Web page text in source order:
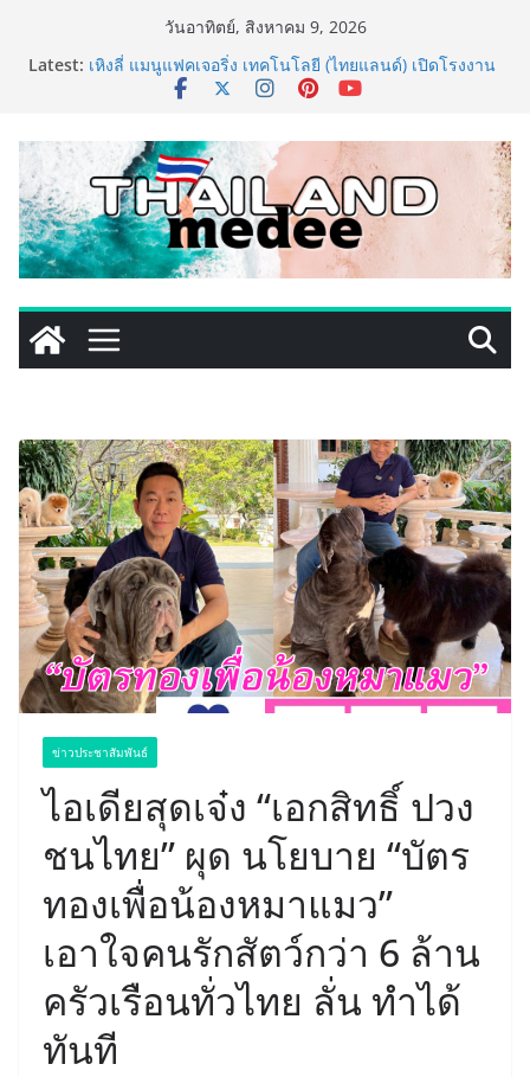
วันอาทิตย์, สิงหาคม 9, 2026
Latest: เหิงลี่ แมนูแฟคเจอริ่ง เทคโนโลยี (ไทยแลนด์) เปิดโรงงาน
แห่งใหม่ในชลบุรี เดินหน้าขยายฐานการผลิตสู่เอเชียตะวัน
LORDNINE จัดศึกคนดังสายเกม ไทย ปะทะ ฟิลิปปินส์ ใน
“Rise of the Tenth Lord” เปิดสงครามกิลด์ข้ามประเทศ
ฉลองเซิร์ฟเวอร์ใหม่ เฮเลนา
PIPPER STANDARD® เปิดตัวแชมพูอาบน้ำ และ โฟมอาบ
แห้งสัตว์เลี้ยง ชูนวัตกรรมพลังธรรมชาติ “Zero-Residue”
เลียขนได้ ปลอดภัย ไร้สารตกค้าง
เริ่มแล้ว! อ.ต.ก.แฟร์ 4 ภาค @ภาคกลาง “มนต์เสน่ห์เกษตร
ไทย สู่ใจกลางมหานคร” ชวนชิม ช้อป สินค้าเกษตร
คุณภาพจากทั่วไทย วันนี้ – 8 สิงหาคมนี้ ณ ลานคนเมือง
ททท. ประกาศความสำเร็จ Village to the World Season
5 ผนึก 9 พันธมิตร ขับเคลื่อน ESG Tourism สืบสานพระ
ข่าวประชาสัมพันธ์
ไอเดียสุดเจ๋ง “เอกสิทธิ์ ปวง
ชนไทย” ผุด นโยบาย “บัตร
ทองเพื่อน้องหมาแมว”
เอาใจคนรักสัตว์กว่า 6 ล้าน
ครัวเรือนทั่วไทย ลั่น ทำได้
ทันที